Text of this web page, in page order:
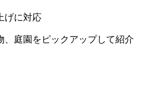
げに対応
庭園をピックアップして紹介